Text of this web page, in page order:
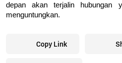
depan akan terjalin hubungan
menguntungkan.
Copy Link